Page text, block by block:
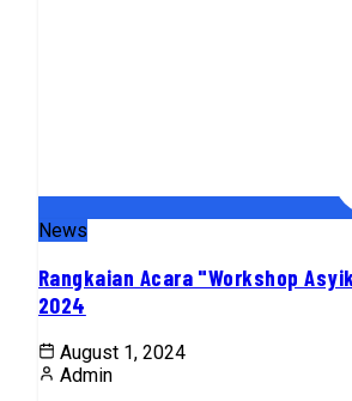
News
Rangkaian Acara "Workshop
2024
August 1, 2024
Admin